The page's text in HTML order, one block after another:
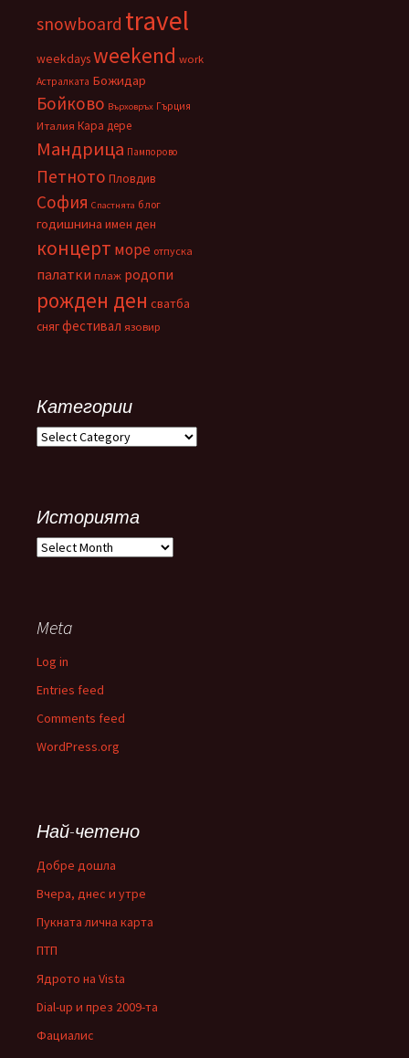
snowboard travel
weekdaysweekend work
Астралката Божидар
Бойково Върховръх Гърция
Италия Кара дере
Мандрица Пампорово
Петното Пловдив
София Спастнята блог
годишнина имен ден
концерт море отпуска
палатки плаж родопи
рожден ден сватба
снягфестивал язовир
Категории
Категории
Историята
Историята
Meta
Log in
Entries feed
Comments feed
WordPress.org
Най-четено
Добре дошла
Вчера, днес и утре
Пукната лична карта
ПТП
Ядрото на Vista
Dial-up и през 2009-та
Фациалис